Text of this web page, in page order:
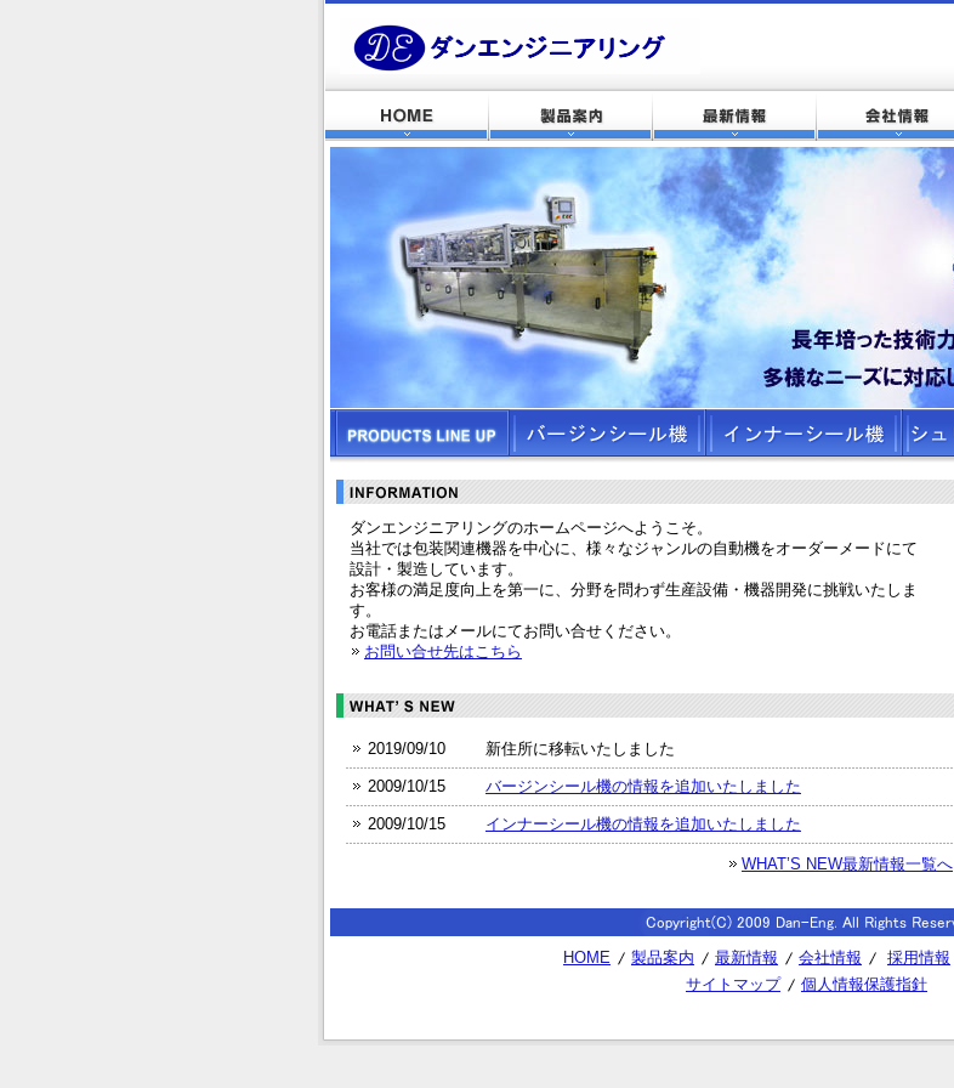
ダンエンジニアリングのホームページへようこそ。
当社では包装関連機器を中心に、様々なジャンルの自動機をオーダーメードにて
設計・製造しています。
お客様の満足度向上を第一に、分野を問わず生産設備・機器開発に挑戦いたしま
す。
お電話またはメールにてお問い合せください。
お問い合せ先はこちら
2019/09/10 新住所に移転いたしました
2009/10/15 バージンシール機の情報を追加いたしました
2009/10/15 インナーシール機の情報を追加いたしました
WHAT’S NEW最新情報一覧へ
HOME 製品案内 最新情報 会社情報 採用情報
サイトマップ
個人情報保護指針